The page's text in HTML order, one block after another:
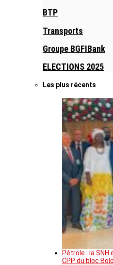
BTP
Transports
Groupe BGFIBank
ELECTIONS 2025
Les plus récents
Pétrole : la SNH
CPP du bloc